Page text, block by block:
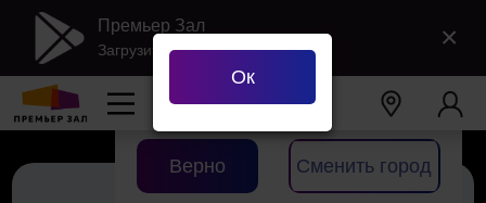
Премьер Зал
Загрузить в Google Play ×
Ваш городЕкатеринбург
Верно Сменить город
Ок